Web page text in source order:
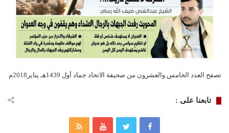
تصفح العدد الخامس والعشرون من صحيفة الاتحاد جماد أول 1439هـ يناير2018م
تابعنا على :